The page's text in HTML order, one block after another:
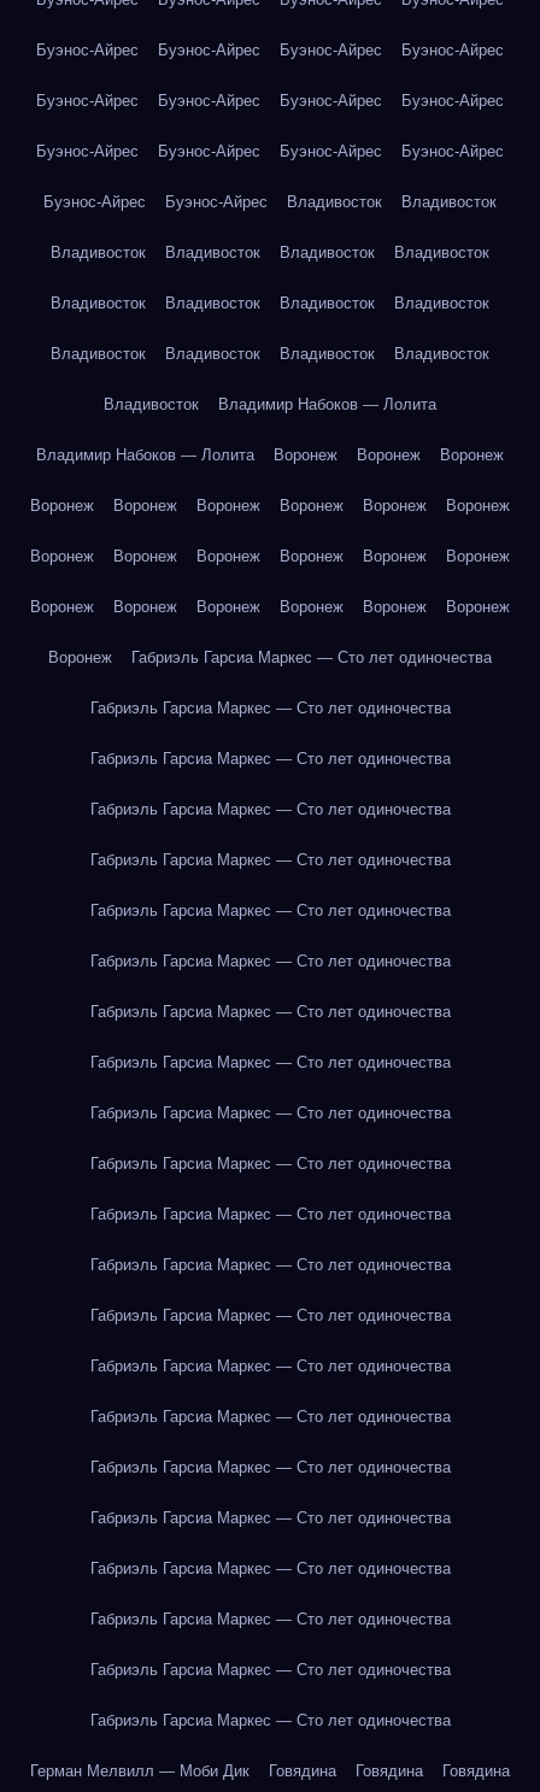
Буэнос-Айрес Буэнос-Айрес Буэнос-Айрес Буэнос-Айрес
Буэнос-Айрес Буэнос-Айрес Буэнос-Айрес Буэнос-Айрес
Буэнос-Айрес Буэнос-Айрес Буэнос-Айрес Буэнос-Айрес
Буэнос-Айрес Буэнос-Айрес Владивосток Владивосток
Владивосток Владивосток Владивосток Владивосток
Владивосток Владивосток Владивосток Владивосток
Владивосток Владивосток Владивосток Владивосток
Владивосток Владимир Набоков — Лолита
Владимир Набоков — Лолита Воронеж Воронеж Воронеж
Воронеж Воронеж Воронеж Воронеж Воронеж Воронеж
Воронеж Воронеж Воронеж Воронеж Воронеж Воронеж
Воронеж Воронеж Воронеж Воронеж Воронеж Воронеж
Воронеж Габриэль Гарсиа Маркес — Сто лет одиночества
Габриэль Гарсиа Маркес — Сто лет одиночества
Габриэль Гарсиа Маркес — Сто лет одиночества
Габриэль Гарсиа Маркес — Сто лет одиночества
Габриэль Гарсиа Маркес — Сто лет одиночества
Габриэль Гарсиа Маркес — Сто лет одиночества
Габриэль Гарсиа Маркес — Сто лет одиночества
Габриэль Гарсиа Маркес — Сто лет одиночества
Габриэль Гарсиа Маркес — Сто лет одиночества
Габриэль Гарсиа Маркес — Сто лет одиночества
Габриэль Гарсиа Маркес — Сто лет одиночества
Габриэль Гарсиа Маркес — Сто лет одиночества
Габриэль Гарсиа Маркес — Сто лет одиночества
Габриэль Гарсиа Маркес — Сто лет одиночества
Габриэль Гарсиа Маркес — Сто лет одиночества
Габриэль Гарсиа Маркес — Сто лет одиночества
Габриэль Гарсиа Маркес — Сто лет одиночества
Габриэль Гарсиа Маркес — Сто лет одиночества
Габриэль Гарсиа Маркес — Сто лет одиночества
Габриэль Гарсиа Маркес — Сто лет одиночества
Габриэль Гарсиа Маркес — Сто лет одиночества
Габриэль Гарсиа Маркес — Сто лет одиночества
Герман Мелвилл — Моби Дик Говядина Говядина Говядина